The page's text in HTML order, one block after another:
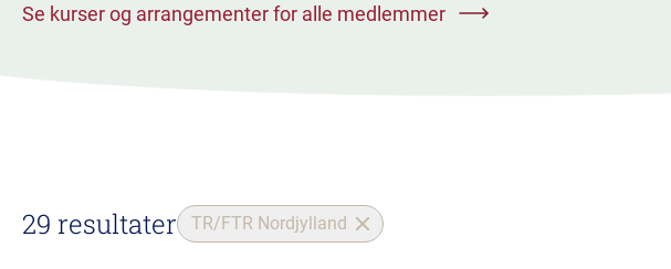
Se kurser og arrangementer for alle medlemmer
29 resultater TR/FTR Nordjylland